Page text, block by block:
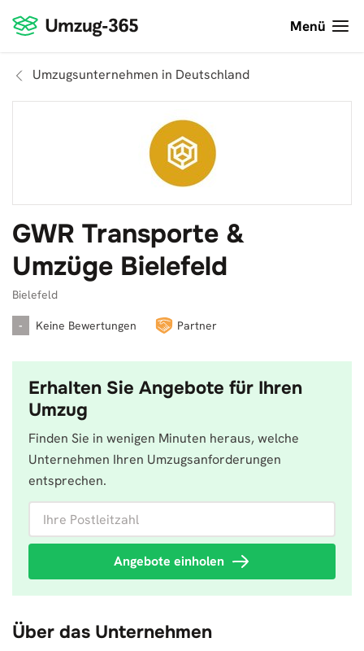
Menü
Umzugsunternehmen in Deutschland
GWR Transporte &
Umzüge Bielefeld
Bielefeld
- Keine Bewertungen Partner
Erhalten Sie Angebote für Ihren
Umzug
Finden Sie in wenigen Minuten heraus, welche
Unternehmen Ihren Umzugsanforderungen
entsprechen.
Angebote einholen
Über das Unternehmen